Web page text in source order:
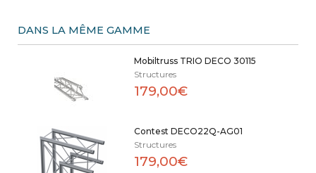
DANS LA MÊME GAMME
Mobiltruss TRIO DECO 30115
Structures
179,00€
Contest DECO22Q-AG01
Structures
179,00€